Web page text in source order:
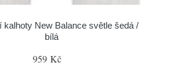
kalhoty New Balance světle šedá /
bílá
959 Kč